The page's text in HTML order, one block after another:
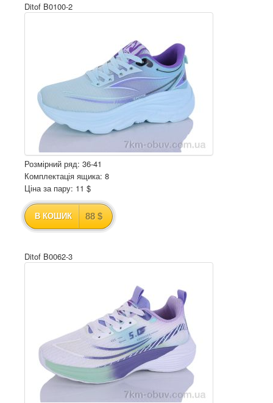
Ditof B0100-2
Розмірний ряд: 36-41
Комплектація ящика: 8
Ціна за пару: 11 $
В КОШИК 88 $
Ditof B0062-3